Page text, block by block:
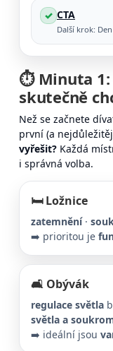
✓ CTA
Další krok: Den
⏱️ Minuta 1:
skutečně
Než se začnete
první (a
vyřešit? Každá
i správná volba.
🛏️ Ložnice
zatemnění·
➡️ prioritou je
🛋️ Obývák
regulace světla
světla a
➡️ ideální jsou